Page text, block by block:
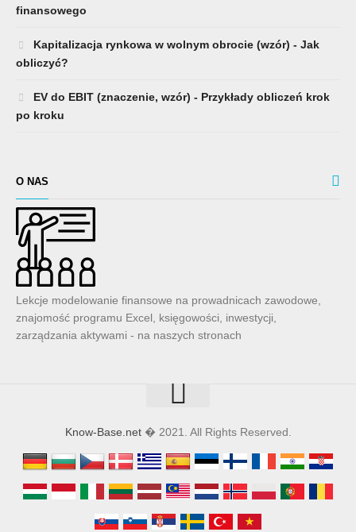
finansowego
Kapitalizacja rynkowa w wolnym obrocie (wzór) - Jak
obliczyć?
EV do EBIT (znaczenie, wzór) - Przykłady obliczeń krok
po kroku
O NAS
Lekcje modelowanie finansowe na prowadnicach zawodowe,
znajomość programu Excel, księgowości, inwestycji,
zarządzania aktywami - na naszych stronach
Know-Base.net� 2021. All Rights Reserved.